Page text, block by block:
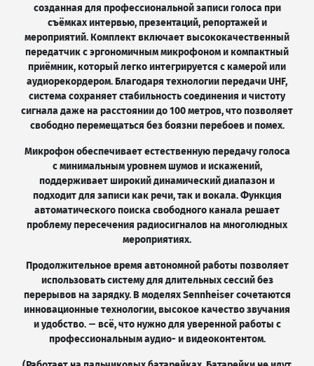
созданная для профессиональной записи голоса при
съёмках интервью, презентаций, репортажей и
мероприятий. Комплект включает высококачественный
передатчик с эргономичным микрофоном и компактный
приёмник, который легко интегрируется с камерой или
аудиорекордером. Благодаря технологии передачи UHF,
система сохраняет стабильность соединения и чистоту
сигнала даже на расстоянии до 100 метров, что позволяет
свободно перемещаться без боязни перебоев и помех.
Микрофон обеспечивает естественную передачу голоса
с минимальным уровнем шумов и искажений,
поддерживает широкий динамический диапазон и
подходит для записи как речи, так и вокала. Функция
автоматического поиска свободного канала решает
проблему пересечения радиосигналов на многолюдных
мероприятиях.
Продолжительное время автономной работы позволяет
использовать систему для длительных сессий без
перерывов на зарядку. В моделях Sennheiser сочетаются
инновационные технологии, высокое качество звучания
и удобство. — всё, что нужно для уверенной работы с
профессиональным аудио- и видеоконтентом.